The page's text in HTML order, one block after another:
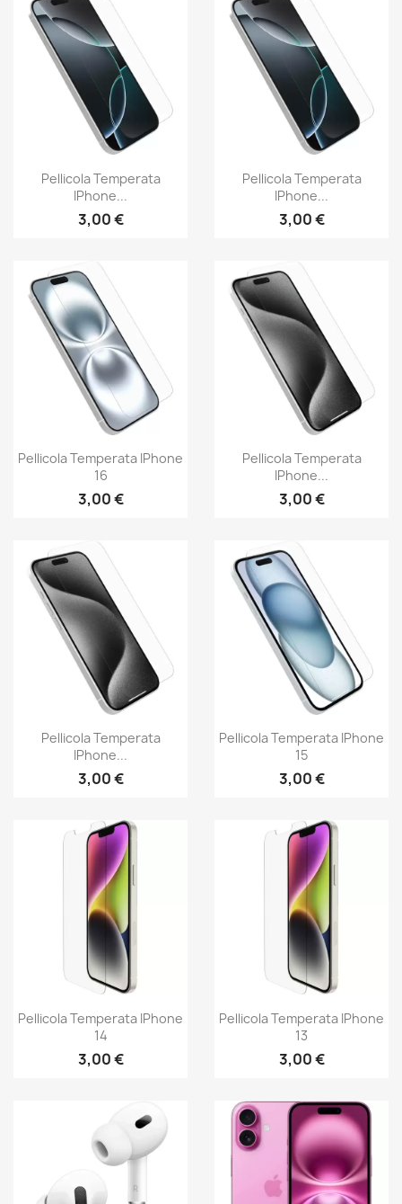
Pellicola Temperata
IPhone...
3,00 €
Pellicola Temperata
IPhone...
3,00 €
Pellicola Temperata IPhone
16
3,00 €
Pellicola Temperata
IPhone...
3,00 €
Pellicola Temperata
IPhone...
3,00 €
Pellicola Temperata IPhone
15
3,00 €
Pellicola Temperata IPhone
14
3,00 €
Pellicola Temperata IPhone
13
3,00 €